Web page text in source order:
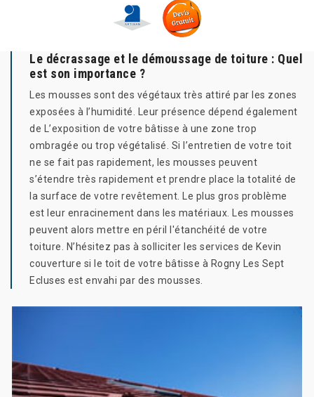
Le décrassage et le démoussage de toiture : Quel
est son importance ?
Les mousses sont des végétaux très attiré par les zones
exposées à l’humidité. Leur présence dépend également
de L’exposition de votre bâtisse à une zone trop
ombragée ou trop végétalisé. Si l’entretien de votre toit
ne se fait pas rapidement, les mousses peuvent
s’étendre très rapidement et prendre place la totalité de
la surface de votre revêtement. Le plus gros problème
est leur enracinement dans les matériaux. Les mousses
peuvent alors mettre en péril l'étanchéité de votre
toiture. N’hésitez pas à solliciter les services de Kevin
couverture si le toit de votre bâtisse à Rogny Les Sept
Ecluses est envahi par des mousses.